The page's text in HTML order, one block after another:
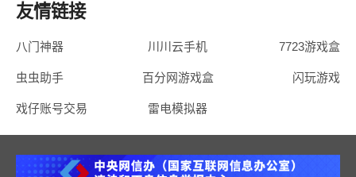
友情链接
八门神器 川川云手机 7723游戏盒
虫虫助手 百分网游戏盒 闪玩游戏
戏仔账号交易 雷电模拟器